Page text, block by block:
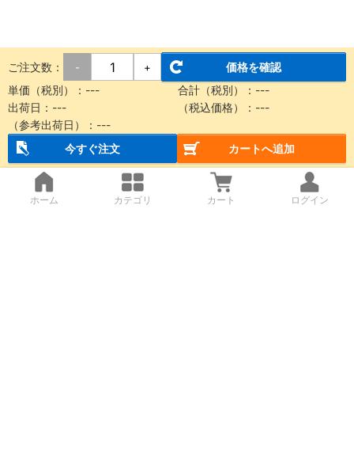
ご注文数： - +
価格を確認
単価（税別）： --- 合計（税別）： ---
出荷日： --- （税込価格）： ---
（参考出荷日）： ---
今すぐ注文
カートへ追加
ホーム カテゴリ カート ログイン